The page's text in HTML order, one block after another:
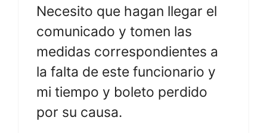
Necesito que hagan llegar el
comunicado y tomen las
medidas correspondientes a
la falta de este funcionario y
mi tiempo y boleto perdido
por su causa.